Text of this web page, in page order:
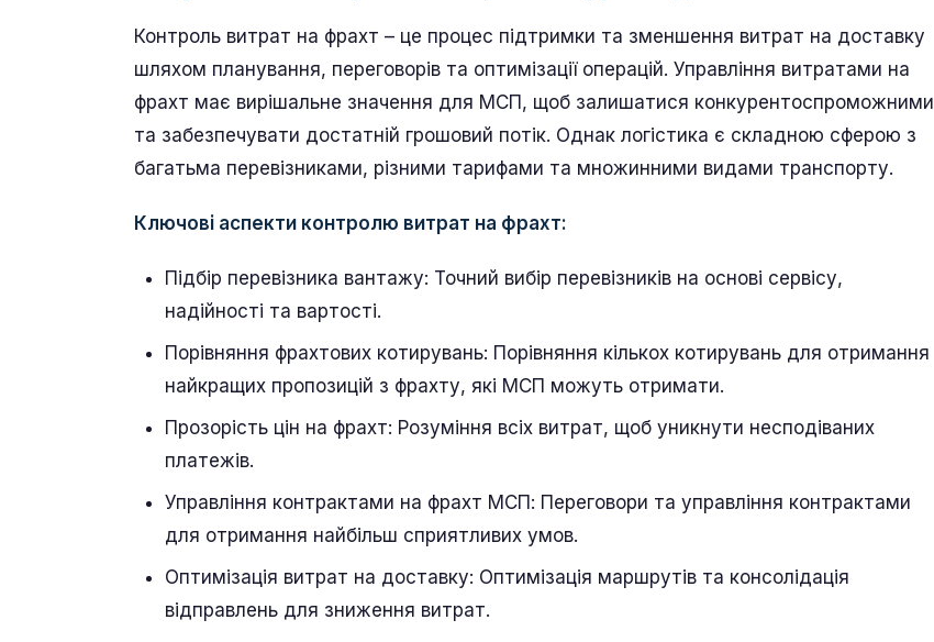
Контроль витрат на фрахт – це процес підтримки та зменшення витрат на доставку
шляхом планування, переговорів та оптимізації операцій. Управління витратами на
фрахт має вирішальне значення для МСП, щоб залишатися конкурентоспроможними
та забезпечувати достатній грошовий потік. Однак логістика є складною сферою з
багатьма перевізниками, різними тарифами та множинними видами транспорту.
Ключові аспекти контролю витрат на фрахт:
Підбір перевізника вантажу: Точний вибір перевізників на основі сервісу,
надійності та вартості.
Порівняння фрахтових котирувань: Порівняння кількох котирувань для отримання
найкращих пропозицій з фрахту, які МСП можуть отримати.
Прозорість цін на фрахт: Розуміння всіх витрат, щоб уникнути несподіваних
платежів.
Управління контрактами на фрахт МСП: Переговори та управління контрактами
для отримання найбільш сприятливих умов.
Оптимізація витрат на доставку: Оптимізація маршрутів та консолідація
відправлень для зниження витрат.